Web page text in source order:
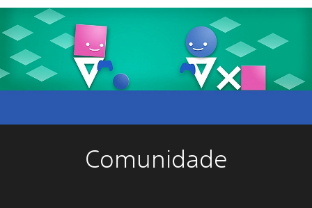
Comunidade